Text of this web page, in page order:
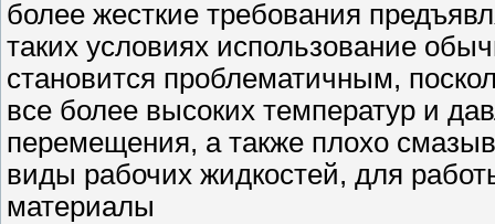
более жесткие требования
таких условиях использование
становится проблематичным,
все более высоких температур и
перемещения, а также плохо
виды рабочих жидкостей, для
материалы